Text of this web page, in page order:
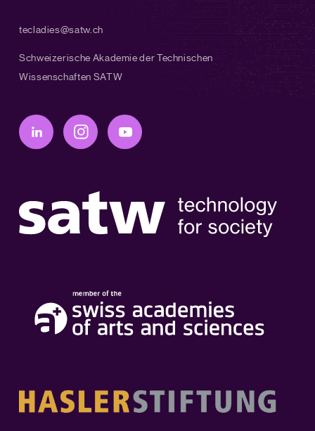
tecladies@satw.ch
Schweizerische Akademie der Technischen
Wissenschaften SATW